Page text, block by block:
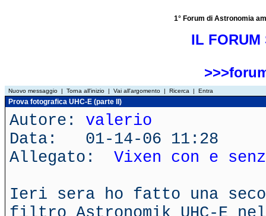
1° Forum di Astronomia
IL FORUM
Nuovo messaggio | Torna all'inizio | Vai all'argomento | Ricerca | Entra
Prova fotografica UHC-E (parte II)
Autore: valerio
Data: 01-14-06 11:28
Allegato: Vixen con e
Ieri sera ho fatto una